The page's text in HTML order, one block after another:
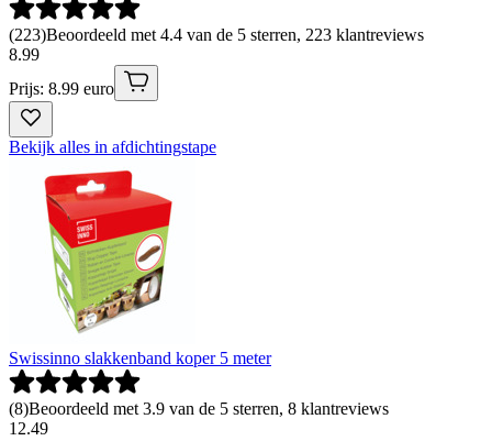
(223)Beoordeeld met 4.4 van de 5 sterren, 223 klantreviews
8.99
Prijs: 8.99 euro
Bekijk alles in afdichtingstape
Swissinno slakkenband koper 5 meter
(8)Beoordeeld met 3.9 van de 5 sterren, 8 klantreviews
12.49